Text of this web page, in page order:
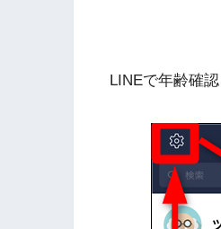
LINEで年齢確